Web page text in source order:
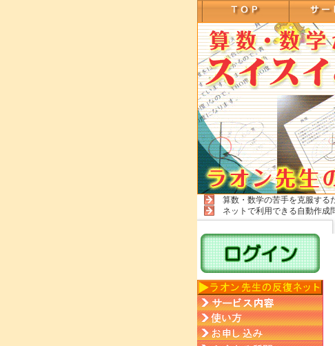
算数・数学の苦手を克服する
ネットで利用できる自動作成